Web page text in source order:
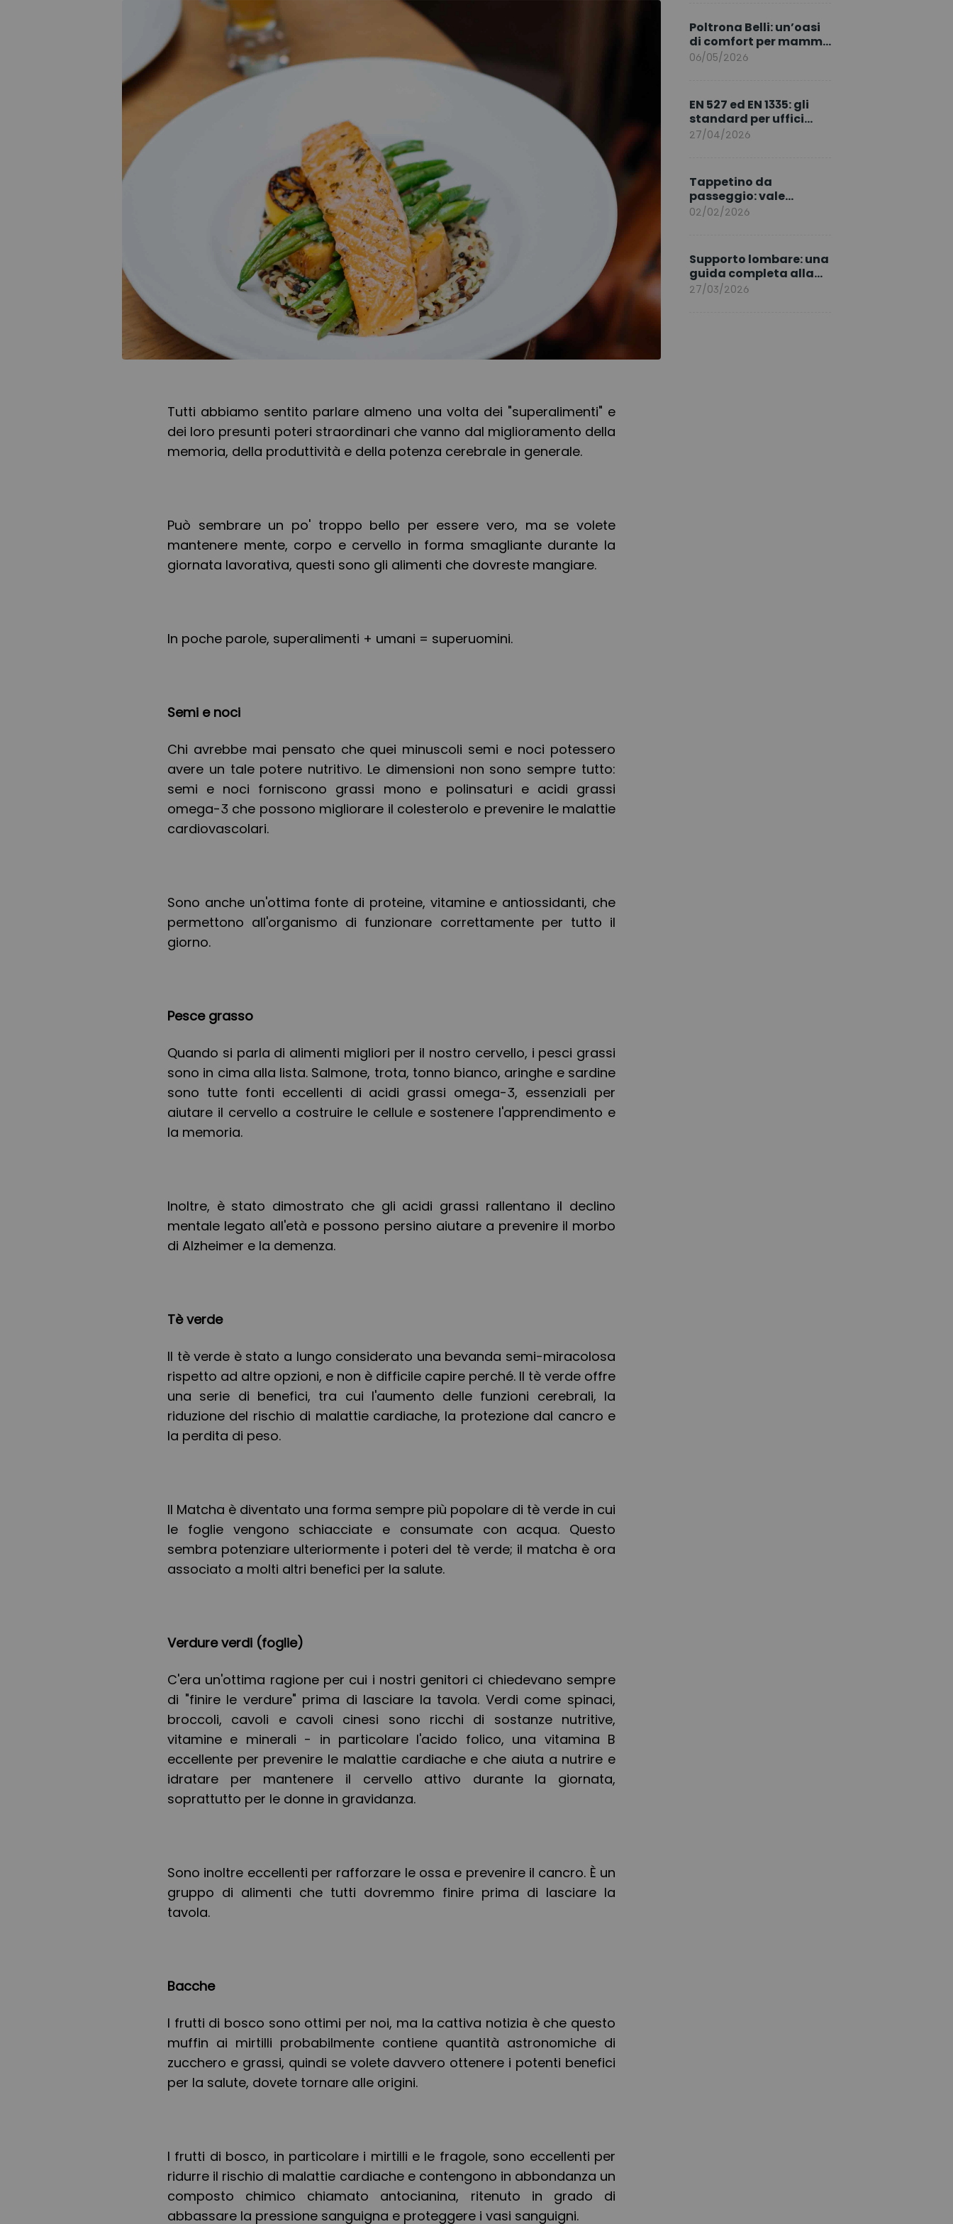
Tutti abbiamo sentito parlare almeno una volta dei "superalimenti" e
dei loro presunti poteri straordinari che vanno dal miglioramento della
memoria, della produttività e della potenza cerebrale in generale.
Può sembrare un po' troppo bello per essere vero, ma se volete
mantenere mente, corpo e cervello in forma smagliante durante la
giornata lavorativa, questi sono gli alimenti che dovreste mangiare.
In poche parole, superalimenti + umani = superuomini.
Semi e noci
Chi avrebbe mai pensato che quei minuscoli semi e noci potessero
avere un tale potere nutritivo. Le dimensioni non sono sempre tutto:
semi e noci forniscono grassi mono e polinsaturi e acidi grassi
omega-3 che possono migliorare il colesterolo e prevenire le malattie
cardiovascolari.
Sono anche un'ottima fonte di proteine, vitamine e antiossidanti, che
permettono all'organismo di funzionare correttamente per tutto il
giorno.
Pesce grasso
Quando si parla di alimenti migliori per il nostro cervello, i pesci grassi
sono in cima alla lista. Salmone, trota, tonno bianco, aringhe e sardine
sono tutte fonti eccellenti di acidi grassi omega-3, essenziali per
aiutare il cervello a costruire le cellule e sostenere l'apprendimento e
la memoria.
Inoltre, è stato dimostrato che gli acidi grassi rallentano il declino
mentale legato all'età e possono persino aiutare a prevenire il morbo
di Alzheimer e la demenza.
Tè verde
Il tè verde è stato a lungo considerato una bevanda semi-miracolosa
rispetto ad altre opzioni, e non è difficile capire perché. Il tè verde offre
una serie di benefici, tra cui l'aumento delle funzioni cerebrali, la
riduzione del rischio di malattie cardiache, la protezione dal cancro e
la perdita di peso.
Il Matcha è diventato una forma sempre più popolare di tè verde in cui
le foglie vengono schiacciate e consumate con acqua. Questo
sembra potenziare ulteriormente i poteri del tè verde; il matcha è ora
associato a molti altri benefici per la salute.
Verdure verdi (foglie)
C'era un'ottima ragione per cui i nostri genitori ci chiedevano sempre
di "finire le verdure" prima di lasciare la tavola. Verdi come spinaci,
broccoli, cavoli e cavoli cinesi sono ricchi di sostanze nutritive,
vitamine e minerali - in particolare l'acido folico, una vitamina B
eccellente per prevenire le malattie cardiache e che aiuta a nutrire e
idratare per mantenere il cervello attivo durante la giornata,
soprattutto per le donne in gravidanza.
Sono inoltre eccellenti per rafforzare le ossa e prevenire il cancro. È un
gruppo di alimenti che tutti dovremmo finire prima di lasciare la
tavola.
Bacche
I frutti di bosco sono ottimi per noi, ma la cattiva notizia è che questo
muffin ai mirtilli probabilmente contiene quantità astronomiche di
zucchero e grassi, quindi se volete davvero ottenere i potenti benefici
per la salute, dovete tornare alle origini.
I frutti di bosco, in particolare i mirtilli e le fragole, sono eccellenti per
ridurre il rischio di malattie cardiache e contengono in abbondanza un
composto chimico chiamato antocianina, ritenuto in grado di
abbassare la pressione sanguigna e proteggere i vasi sanguigni.
Poltrona Belli: un’oasi
di comfort per mamma
e neonato
06/05/2026
EN 527 ed EN 1335: gli
standard per uffici
ergonomici sicuri
27/04/2026
Tappetino da
passeggio: vale
davvero la pena
02/02/2026
Supporto lombare: una
guida completa alla
postura e al benessere
27/03/2026